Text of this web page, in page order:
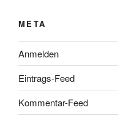
META
Anmelden
Eintrags-Feed
Kommentar-Feed